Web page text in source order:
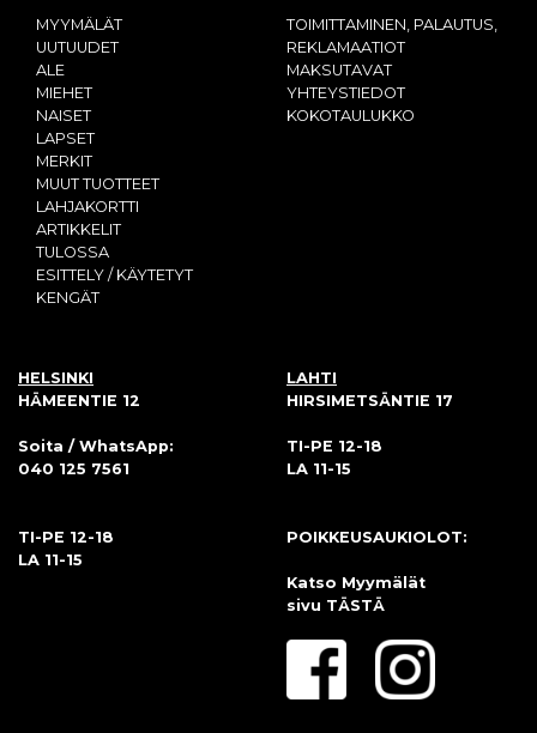
MYYMÄLÄT
UUTUUDET
ALE
MIEHET
NAISET
LAPSET
MERKIT
MUUT TUOTTEET
LAHJAKORTTI
ARTIKKELIT
TULOSSA
ESITTELY / KÄYTETYT
KENGÄT
TOIMITTAMINEN, PALAUTUS,
REKLAMAATIOT
MAKSUTAVAT
YHTEYSTIEDOT
KOKOTAULUKKO
HELSINKI
HÄMEENTIE 12
Soita / WhatsApp:
040 125 7561
TI-PE 12-18
LA 11-15
LAHTI
HIRSIMETSÄNTIE 17
TI-PE 12-18
LA 11-15
POIKKEUSAUKIOLOT:
Katso Myymälät
sivu TÄSTÄ